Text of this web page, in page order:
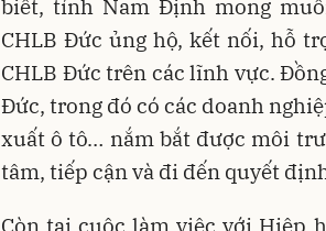
biết, tỉnh Nam Định mong
CHLB Đức ủng hộ, kết nối, hỗ
CHLB Đức trên các lĩnh vực.
Đức, trong đó có các doanh
xuất ô tô… nắm bắt được môi
tâm, tiếp cận và đi đến quyết